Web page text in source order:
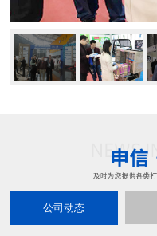
公司动态